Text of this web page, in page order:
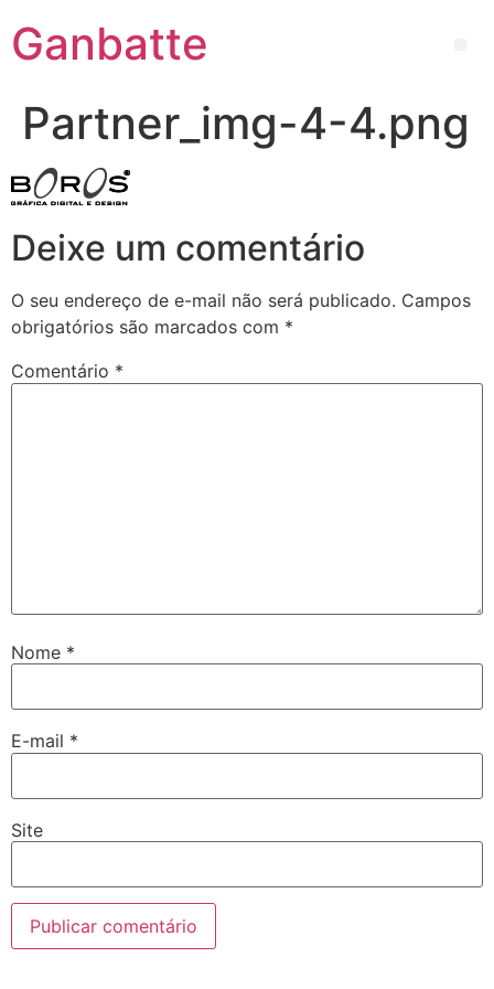
Ganbatte
Partner_img-4-4.png
Deixe um comentário
O seu endereço de e-mail não será publicado. Campos
obrigatórios são marcados com *
Comentário *
Nome *
E-mail *
Site